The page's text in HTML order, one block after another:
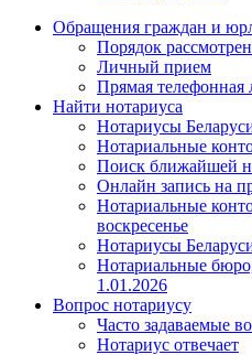
Обращения граждан и
Порядок
Личный прием
Прямая телефонная
Найти нотариуса
Нотариусы
Нотариальные
Поиск ближайшей
Онлайн запись на
Нотариальные
воскресенье
Нотариусы
Нотариальные
1.01.2026
Вопрос нотариусу
Часто задаваемые
Нотариус отвечает